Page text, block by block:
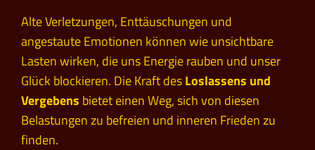
Alte Verletzungen, Enttäuschungen und
angestaute Emotionen können wie unsichtbare
Lasten wirken, die uns Energie rauben und unser
Glück blockieren. Die Kraft desLoslassens und
Vergebens bietet einen Weg, sich von diesen
Belastungen zu befreien und inneren Frieden zu
finden.